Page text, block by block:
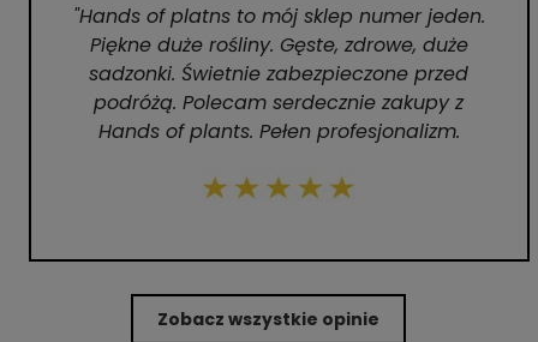
"Hands of platns to mój sklep numer jeden.
Piękne duże rośliny. Gęste, zdrowe, duże
sadzonki. Świetnie zabezpieczone przed
podróżą. Polecam serdecznie zakupy z
Hands of plants. Pełen profesjonalizm.
Zobacz wszystkie opinie